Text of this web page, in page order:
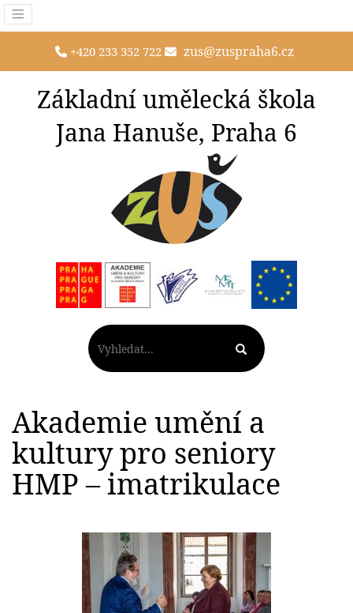
+420 233 352 722 zus@zuspraha6.cz
Základní umělecká škola
Jana Hanuše, Praha 6
Akademie umění a
kultury pro seniory
HMP – imatrikulace